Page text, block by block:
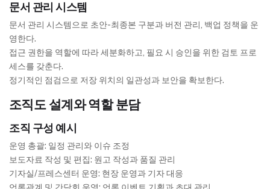
문서 관리 시스템
문서 관리 시스템으로 초안-최종본 구분과 버전 관리, 백업 정책을 운
영한다.
접근 권한을 역할에 따라 세분화하고, 필요 시 승인을 위한 검토 프로
세스를 갖춘다.
정기적인 점검으로 저장 위치의 일관성과 보안을 확보한다.
조직도 설계와 역할 분담
조직 구성 예시
운영 총괄: 일정 관리와 이슈 조정
보도자료 작성 및 편집: 원고 작성과 품질 관리
기자실/프레스센터 운영: 현장 운영과 기자 대응